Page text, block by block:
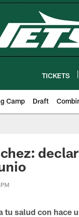
TICKETS
Camp Draft
tu salud con hace